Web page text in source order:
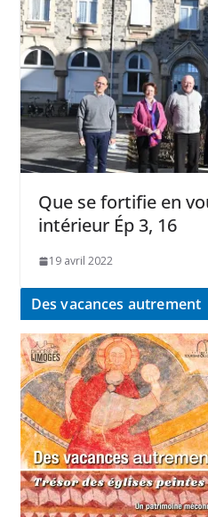
Que se fortifie en
intérieur Ép 3, 16
19 avril 2022
Des vacances autrement